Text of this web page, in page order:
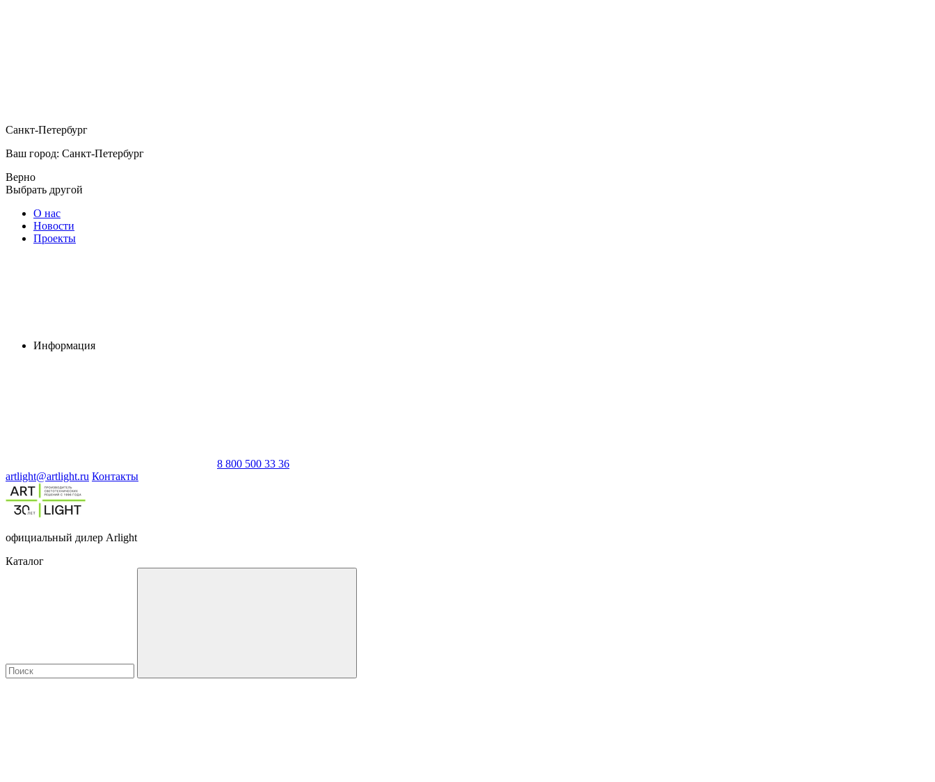
Санкт-Петербург
Ваш город: Санкт-Петербург
Верно
Выбрать другой
О нас
Новости
Проекты
Информация
8 800 500 33 36
artlight@artlight.ru Контакты
официальный дилер Arlight
Каталог